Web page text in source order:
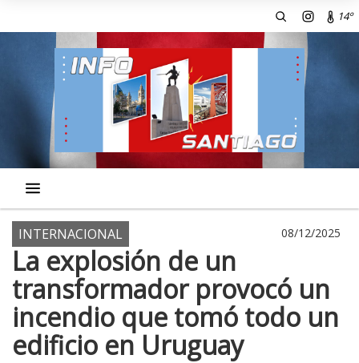
14º
INTERNACIONAL 08/12/2025
La explosión de un
transformador provocó un
incendio que tomó todo un
edificio en Uruguay